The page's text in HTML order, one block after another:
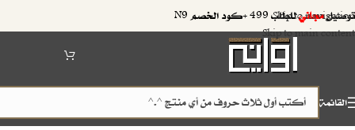
Skip to navigation
Skip to main content
توصيلمجانيللطلب 499 +كود الخصم N9
القائمة